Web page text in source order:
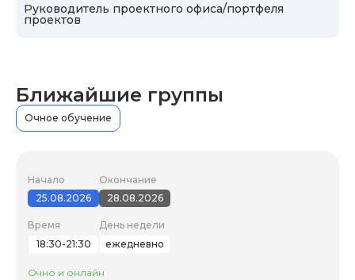
Руководитель проектного офиса/портфеля
проектов
Ближайшие группы
Очное обучение
Начало
25.08.2026
Окончание
28.08.2026
Время
18:30-21:30
День недели
ежедневно
Очно и онлайн